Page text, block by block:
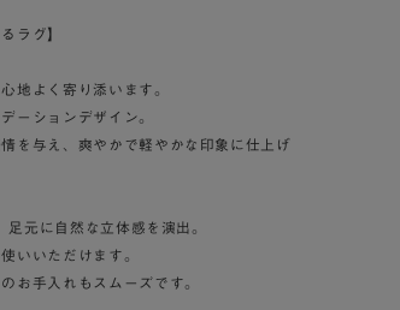
ラグ】
地よく寄り添います。
ーションデザイン。
を与え、爽やかで軽やかな印象に仕上げ
元に自然な立体感を演出。
いいただけます。
お手入れもスムーズです。